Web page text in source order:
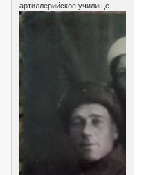
артиллерийское училище.